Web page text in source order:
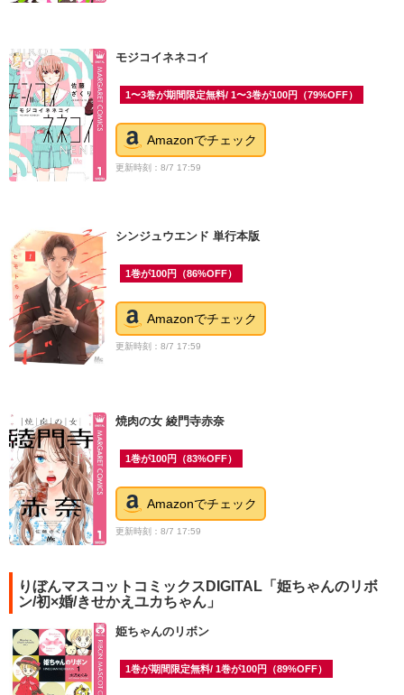
モジコイネネコイ
1〜3巻が期間限定無料/ 1〜3巻が100円（79%OFF）
Amazonでチェック
更新時刻：8/7 17:59
シンジュウエンド 単行本版
1巻が100円（86%OFF）
Amazonでチェック
更新時刻：8/7 17:59
焼肉の女 綾門寺赤奈
1巻が100円（83%OFF）
Amazonでチェック
更新時刻：8/7 17:59
りぼんマスコットコミックスDIGITAL「姫ちゃんのリボ
ン/初×婚/きせかえユカちゃん」
姫ちゃんのリボン
1巻が期間限定無料/ 1巻が100円（89%OFF）